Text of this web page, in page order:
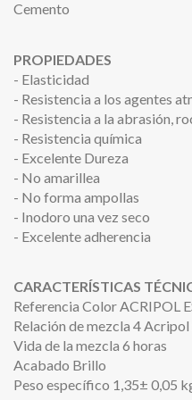
Cemento
PROPIEDADES
- Elasticidad
- Resistencia a los agentes
- Resistencia a la abrasión,
- Resistencia química
- Excelente Dureza
- No amarillea
- No forma ampollas
- Inodoro una vez seco
- Excelente adherencia
CARACTERÍSTICAS
Referencia Color ACRIPOL
Relación de mezcla 4
Vida de la mezcla 6 horas
Acabado Brillo
Peso específico 1,35± 0,05